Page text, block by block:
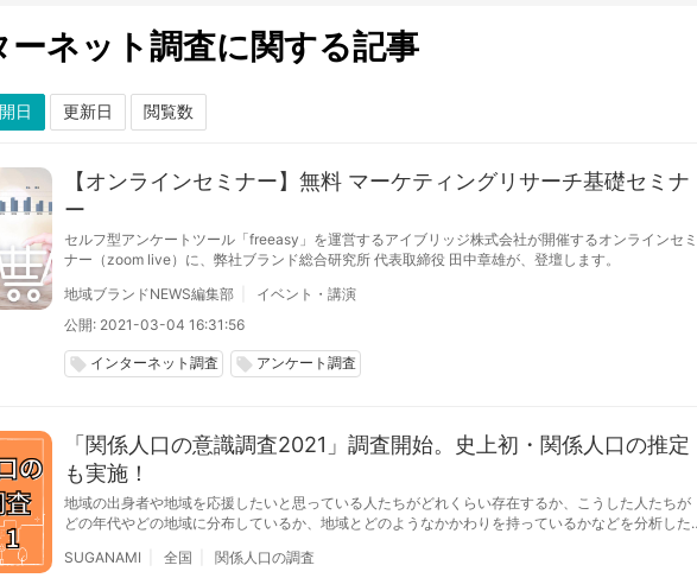
ーネット調査に関する記事
【オンラインセミナー】無料 マーケティングリサーチ基礎セミナ
ー
セルフ型アンケートツール「freeasy」を運営するアイブリッジ株式会社が開催するオンラインセミ
ナー（zoom live）に、弊社ブランド総合研究所 代表取締役 田中章雄が、登壇します。
地域ブランドNEWS編集部
イベント・講演
公開: 2021-03-04 16:31:56
local_offer インターネット調査 local_offer アンケート調査
「関係人口の意識調査2021」調査開始。史上初・関係人口の推定
も実施！
地域の出身者や地域を応援したいと思っている人たちがどれくらい存在するか、こうした人たちが
どの年代やどの地域に分布しているか、地域とどのようなかかわりを持っているかなどを分析した
SUGANAMI
全国
関係人口の調査